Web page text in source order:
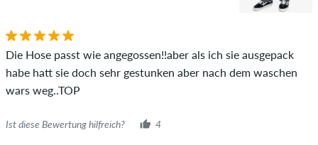
Die Hose passt wie angegossen!!aber als ich sie ausgepack
habe hatt sie doch sehr gestunken aber nach dem waschen
wars weg..TOP
Ist diese Bewertung hilfreich? 4